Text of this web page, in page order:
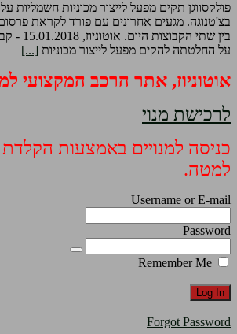
בצ'טנוגה. מגעים אחרונים עם פורד לקראת
בין שתי
על החלטתה להקים מפעל לייצור מכוניות [...]
אוטוניוז, אתר הרכב המקצועי
לרכישת מנוי
כניסה למנויים באמצעות הקלדת
למטה.
Username or E-mail
Password
Forgot Password